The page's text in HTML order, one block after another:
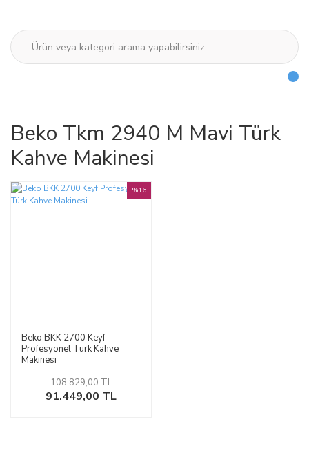
Beko Tkm 2940 M Mavi Türk
Kahve Makinesi
Beko BKK 2700 Keyf
Profesyonel Türk Kahve
Makinesi
%16
91.449,00 TL
108.829,00 TL